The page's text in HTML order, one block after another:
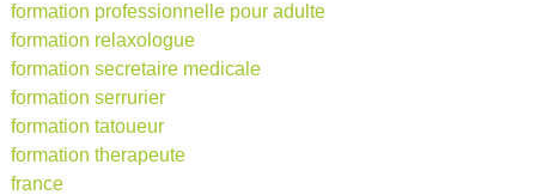
formation professionnelle pour adulte
formation relaxologue
formation secretaire medicale
formation serrurier
formation tatoueur
formation therapeute
france